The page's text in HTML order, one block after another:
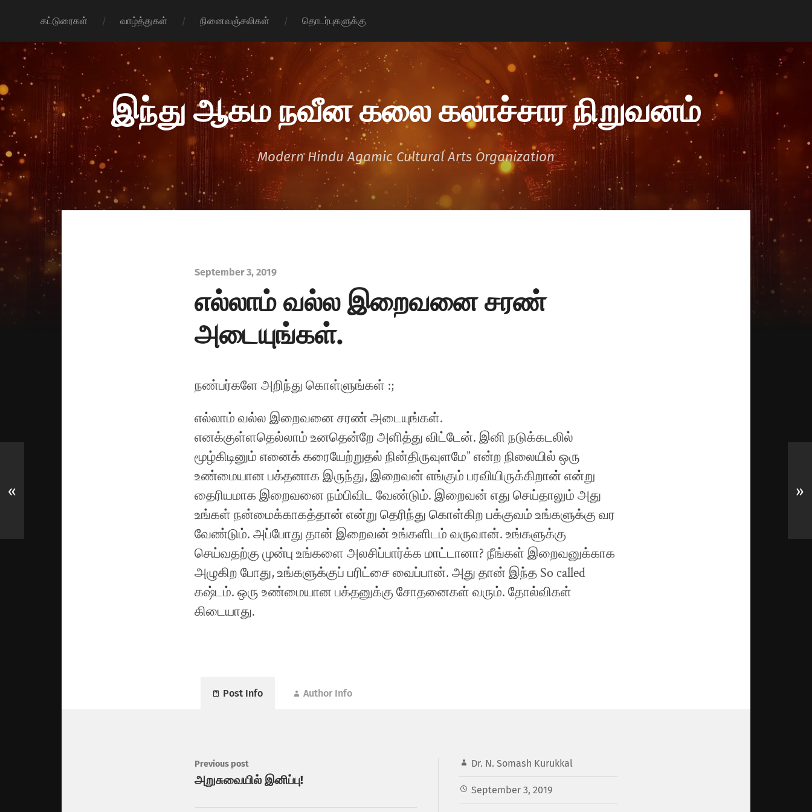
கட்டுரைகள் வாழ்த்துகள் நினைவஞ்சலிகள் தொடர்புகளுக்கு
இந்து ஆகம நவீன கலை கலாச்சார நிறுவனம்
Modern Hindu Agamic Cultural Arts Organization
September 3, 2019
எல்லாம் வல்ல இறைவனை சரண்
அடையுங்கள்.
நண்பர்களே அறிந்து கொள்ளுங்கள் :;
எல்லாம் வல்ல இறைவனை சரண் அடையுங்கள்.
எனக்குள்ளதெல்லாம் உனதென்றே அளித்து விட்டேன். இனி நடுக்கடலில்
மூழ்கிடினும் எனைக் கரையேற்றுதல் நின்திருவுளமே” என்ற நிலையில் ஒரு
உண்மையான பக்தனாக இருந்து, இறைவன் எங்கும் பரவியிருக்கிறான் என்று
தைரியமாக இறைவனை நம்பிவிட வேண்டும். இறைவன் எது செய்தாலும் அது
உங்கள் நன்மைக்காகத்தான் என்று தெரிந்து கொள்கிற பக்குவம் உங்களுக்கு வர
வேண்டும். அப்போது தான் இறைவன் உங்களிடம் வருவான். உங்களுக்கு
செய்வதற்கு முன்பு உங்களை அலசிப்பார்க்க மாட்டானா? நீங்கள் இறைவனுக்காக
அழுகிற போது, உங்களுக்குப் பரிட்சை வைப்பான். அது தான் இந்த So called
கஷ்டம். ஒரு உண்மையான பக்தனுக்கு சோதனைகள் வரும். தோல்விகள்
கிடையாது.
Post Info Author Info
Dr. N. Somash Kurukkal
September 3, 2019
Previous post
அறுசுவையில் இனிப்பு!
« »